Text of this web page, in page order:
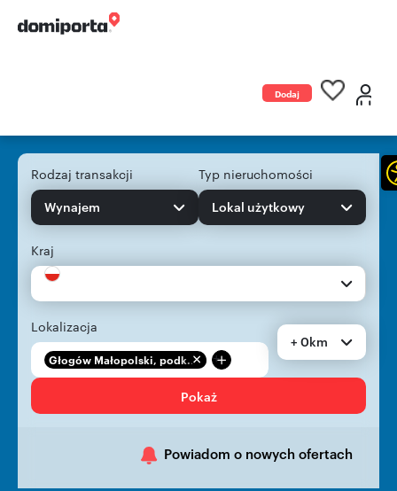
Dodaj
Rodzaj transakcji
Wynajem
Typ nieruchomości
Lokal użytkowy
Kraj
Lokalizacja
Głogów Małopolski, podk... +
+ 0km
Pokaż
Powiadom o nowych ofertach